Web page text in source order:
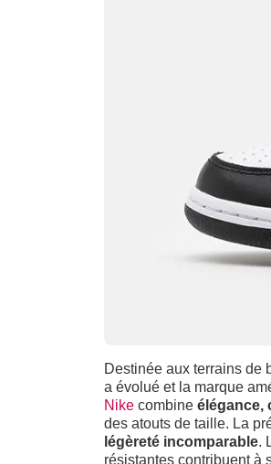
Destinée aux terrains de
a évolué et la marque
Nike combine élégance,
des atouts de taille. La
légèreté incomparable.
résistantes contribuent à